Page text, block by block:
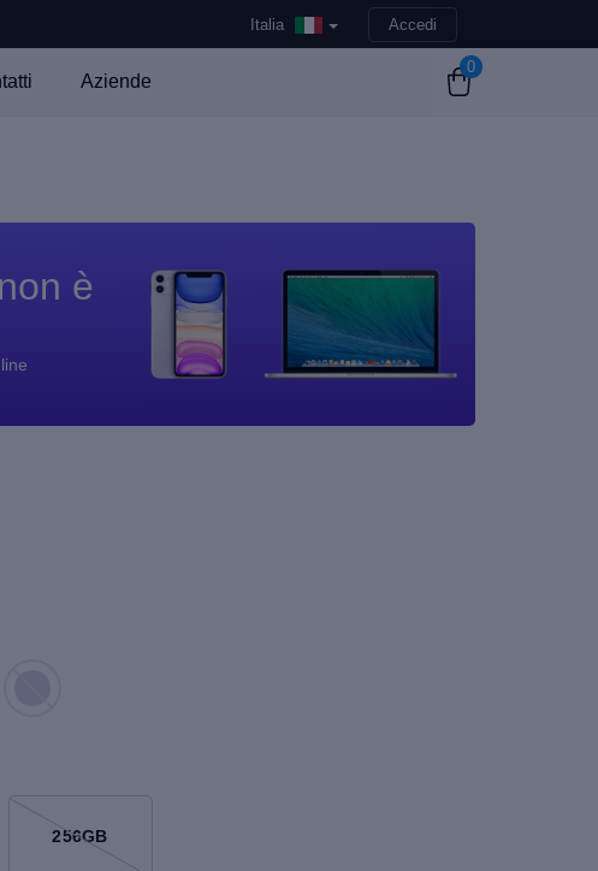
Italia Accedi
Aziende
0
è
256GB